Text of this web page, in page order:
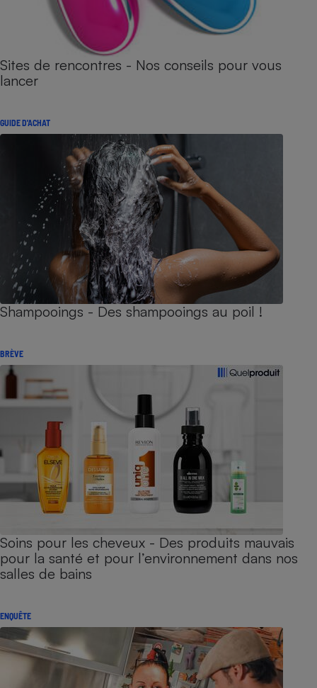
Sites de rencontres - Nos conseils pour vous
lancer
GUIDE D'ACHAT
Shampooings - Des shampooings au poil !
BRÈVE
Soins pour les cheveux - Des produits mauvais
pour la santé et pour l’environnement dans nos
salles de bains
ENQUÊTE